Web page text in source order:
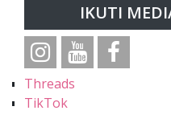
IKUTI
Threads
TikTok